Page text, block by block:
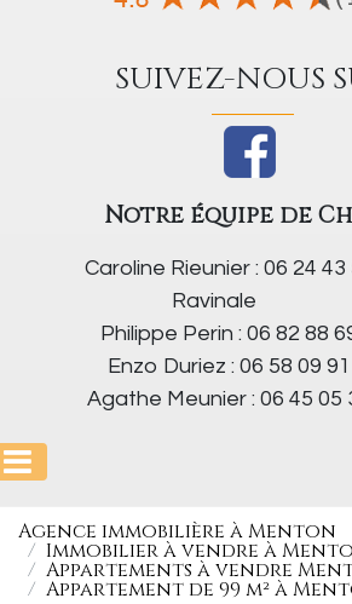
SUIVEZ-NOUS
Notre équipe de
Caroline Rieunier : 06 24 43
Ravinale
Philippe Perin : 06 82 88
Enzo Duriez : 06 58 09
Agathe Meunier : 06 45 05
Agence immobilière à Menton
Immobilier à vendre à
Appartements à vendre
Appartement de 99 m² à